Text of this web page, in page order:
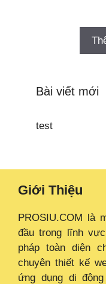
Bài viết mới
test
Giới Thiệu
PROSIU.COM là
đầu trong lĩnh
pháp toàn diện
chuyên thiết kế
ứng dụng di